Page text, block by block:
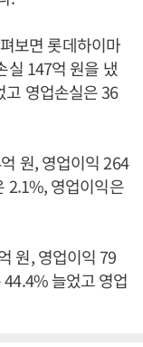
보면 롯데하이마
실 147억 원을 냈
고 영업손실은 36
원, 영업이익 264
2.1%, 영업이익은
원, 영업이익 79
늘었고 영업